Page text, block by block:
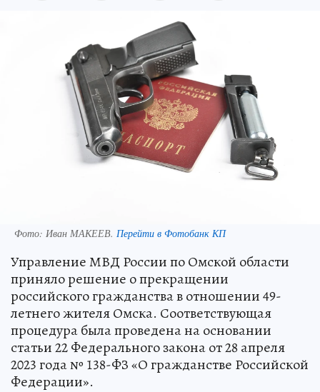
Фото: Иван МАКЕЕВ. Перейти в Фотобанк КП
Управление МВД России по Омской области
приняло решение о прекращении
российского гражданства в отношении 49-
летнего жителя Омска. Соответствующая
процедура была проведена на основании
статьи 22 Федерального закона от 28 апреля
2023 года № 138-ФЗ «О гражданстве Российской
Федерации».